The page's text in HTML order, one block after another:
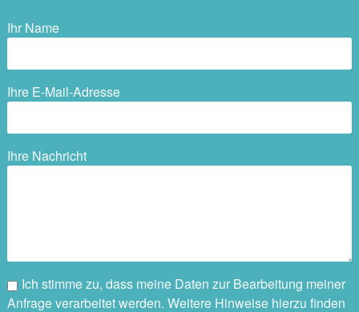
Ihr Name
Ihre E-Mail-Adresse
Ihre Nachricht
Ich stimme zu, dass meine Daten zur Bearbeitung meiner
Anfrage verarbeitet werden. Weitere Hinweise hierzu finden